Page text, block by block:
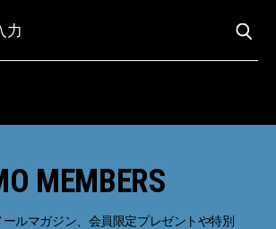
MEMBERS
ルマガジン、会員限定プレゼントや特別